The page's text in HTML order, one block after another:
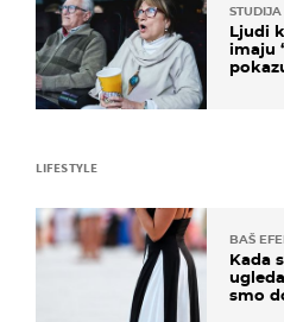
Ljudi
imaju
LIFESTYLE
BAŠ
Kada
smo